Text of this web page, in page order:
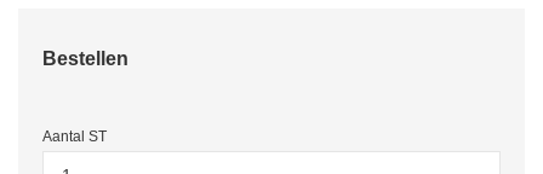
Bestellen
Aantal ST